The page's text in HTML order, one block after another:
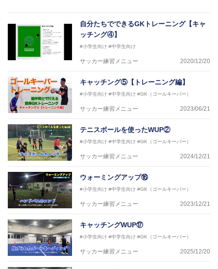
自分たちでできるGKトレーニング【キャ
ッチング④】
#小学生向け #中学生向け
サッカー練習メニュー 2020/12/20
キャッチング⑤【トレーニング編】
#小学生向け #中学生向け #GK（ゴールキーパー）
サッカー練習メニュー 2023/06/21
テニスボールを使ったWUP②
#小学生向け #中学生向け #GK（ゴールキーパー）
サッカー練習メニュー 2024/12/21
ウォーミングアップ⑯
#小学生向け #中学生向け #GK（ゴールキーパー）
サッカー練習メニュー 2023/12/21
キャッチングWUP⑰
#小学生向け #中学生向け #GK（ゴールキーパー）
サッカー練習メニュー 2025/12/20